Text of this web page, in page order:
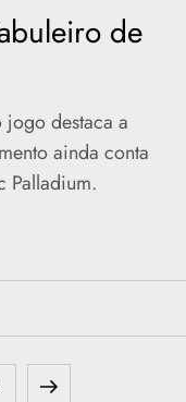
de
destaca a
ainda conta
Palladium.
Next